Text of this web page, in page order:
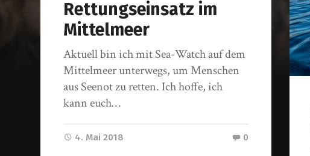
Rettungseinsatz im
Mittelmeer
Aktuell bin ich mit Sea-Watch auf dem
Mittelmeer unterwegs, um Menschen
aus Seenot zu retten. Ich hoffe, ich
kann euch…
4. Mai 2018 0